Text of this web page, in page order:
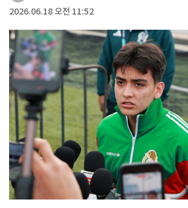
2026.06.18 오전 11:52